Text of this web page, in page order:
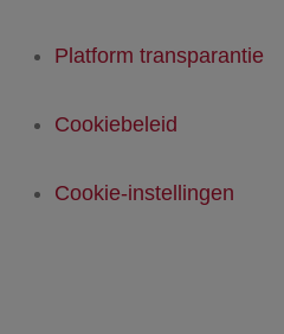
Platform transparantie
Cookiebeleid
Cookie-instellingen